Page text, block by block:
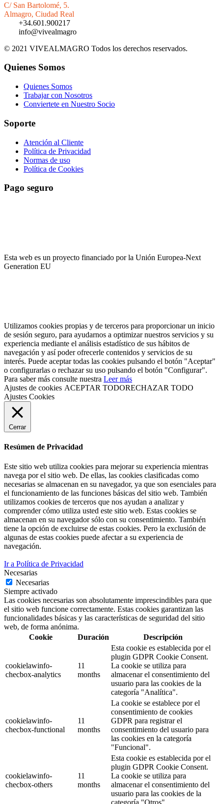
C/ San Bartolomé, 5.
Almagro, Ciudad Real
+34.601.900217
info@vivealmagro
© 2021 VIVEALMAGRO Todos los derechos reservados.
Quienes Somos
Quienes Somos
Trabajar con Nosotros
Conviertete en Nuestro Socio
Soporte
Atención al Cliente
Política de Privacidad
Normas de uso
Política de Cookies
Pago seguro
Esta web es un proyecto financiado por la Unión Europea-Next
Generation EU
Utilizamos cookies propias y de terceros para proporcionar un inicio
de sesión seguro, para ayudarnos a optimizar nuestros servicios y su
experiencia mediante el análisis estadístico de sus hábitos de
navegación y así poder ofrecerle contenidos y servicios de su
interés. Puede aceptar todas las cookies pulsando el botón "Aceptar"
o configurarlas o rechazar su uso pulsando el botón "Configurar".
Para saber más consulte nuestra Leer más
Ajustes de cookies ACEPTAR TODORECHAZAR TODO
Ajustes Cookies
Cerrar
Resúmen de Privacidad
Este sitio web utiliza cookies para mejorar su experiencia mientras
navega por el sitio web. De ellas, las cookies clasificadas como
necesarias se almacenan en su navegador, ya que son esenciales para
el funcionamiento de las funciones básicas del sitio web. También
utilizamos cookies de terceros que nos ayudan a analizar y
comprender cómo utiliza usted este sitio web. Estas cookies se
almacenan en su navegador sólo con su consentimiento. También
tiene la opción de excluirse de estas cookies. Pero la exclusión de
algunas de estas cookies puede afectar a su experiencia de
navegación.
Ir a Política de Privacidad
Necesarias
Necesarias
Siempre activado
Las cookies necesarias son absolutamente imprescindibles para que
el sitio web funcione correctamente. Estas cookies garantizan las
funcionalidades básicas y las características de seguridad del sitio
web, de forma anónima.
Cookie
Duración Descripción
cookielawinfo-
checbox-analytics
11
months
Esta cookie es establecida por el
plugin GDPR Cookie Consent.
La cookie se utiliza para
almacenar el consentimiento del
usuario para las cookies de la
categoría "Analítica".
cookielawinfo-
checbox-functional
11
months
La cookie se establece por el
consentimiento de cookies
GDPR para registrar el
consentimiento del usuario para
las cookies en la categoría
"Funcional".
cookielawinfo-
checbox-others
11
months
Esta cookie es establecida por el
plugin GDPR Cookie Consent.
La cookie se utiliza para
almacenar el consentimiento del
usuario para las cookies de la
categoría "Otros".